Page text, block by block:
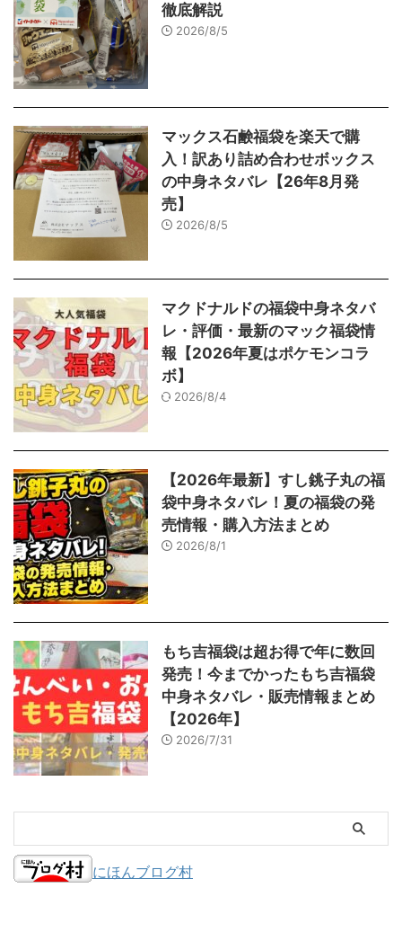
徹底解説
2026/8/5
マックス石鹸福袋を楽天で購
入！訳あり詰め合わせボックス
の中身ネタバレ【26年8月発
売】
2026/8/5
マクドナルドの福袋中身ネタバ
レ・評価・最新のマック福袋情
報【2026年夏はポケモンコラ
ボ】
2026/8/4
【2026年最新】すし銚子丸の福
袋中身ネタバレ！夏の福袋の発
売情報・購入方法まとめ
2026/8/1
もち吉福袋は超お得で年に数回
発売！今までかったもち吉福袋
中身ネタバレ・販売情報まとめ
【2026年】
2026/7/31
にほんブログ村